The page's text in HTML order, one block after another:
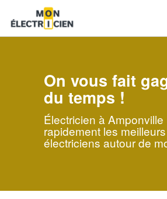
On vous fait
du temps !
Électricien à Amponville
rapidement les meilleurs
électriciens autour de